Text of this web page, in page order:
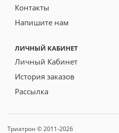
Контакты
Напишите нам
ЛИЧНЫЙ КАБИНЕТ
Личный Кабинет
История заказов
Рассылка
Триатрон © 2011-2026